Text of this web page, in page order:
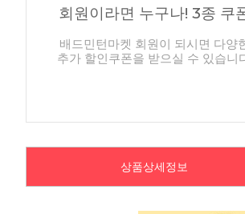
회원이라면 누구나! 3종 쿠
배드민턴마켓 회원이 되시면 다양
추가 할인쿠폰을 받으실 수 있습니
상품상세정보